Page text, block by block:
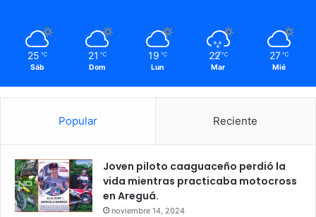
25 ℃
Sáb
21 ℃
Dom
19 ℃
Lun
22 ℃
Mar
27 ℃
Mié
Popular Reciente
Joven piloto caaguaceño perdió la
vida mientras practicaba motocross
en Areguá.
noviembre 14, 2024